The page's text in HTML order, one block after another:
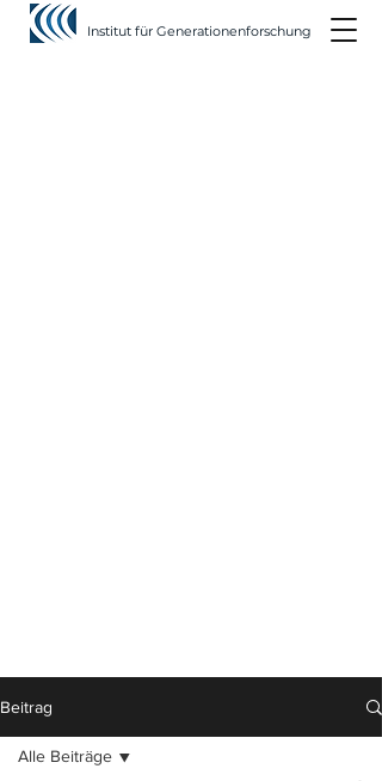
Institut für Generationenforschung
Beitrag
Alle Beiträge